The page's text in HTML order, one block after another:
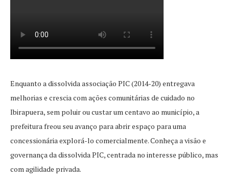
Enquanto a dissolvida associação PIC (2014-20) entregava
melhorias e crescia com ações comunitárias de cuidado no
Ibirapuera, sem poluir ou custar um centavo ao município, a
prefeitura freou seu avanço para abrir espaço para uma
concessionária explorá-lo comercialmente. Conheça a visão e
governança da dissolvida PIC, centrada no interesse público, mas
com agilidade privada.